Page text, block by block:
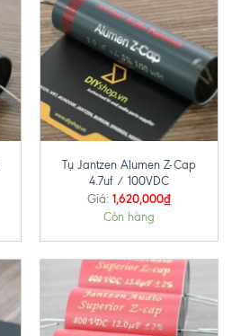
Tụ Jantzen Alumen Z-Cap
4.7uf / 100VDC
Giá: 1,620,000₫
Còn hàng